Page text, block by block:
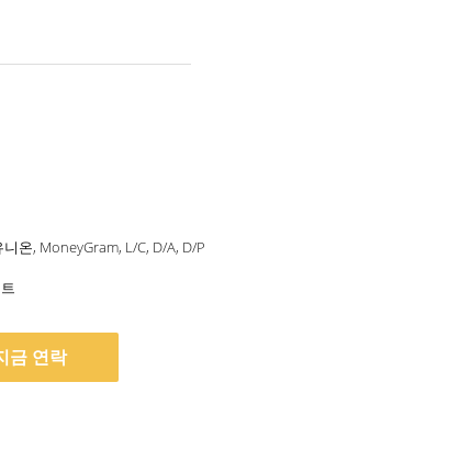
온, MoneyGram, L/C, D/A, D/P
금 연락